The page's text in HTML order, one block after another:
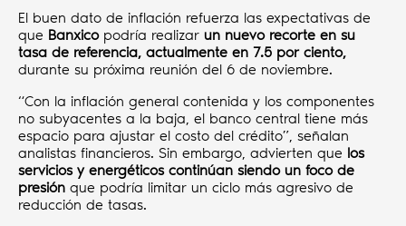
El buen dato de inflación refuerza las expectativas de
que Banxico podría realizar un nuevo recorte en su
tasa de referencia, actualmente en 7.5 por ciento,
durante su próxima reunión del 6 de noviembre.
“Con la inflación general contenida y los componentes
no subyacentes a la baja, el banco central tiene más
espacio para ajustar el costo del crédito”, señalan
analistas financieros. Sin embargo, advierten que los
servicios y energéticos continúan siendo un foco de
presión que podría limitar un ciclo más agresivo de
reducción de tasas.